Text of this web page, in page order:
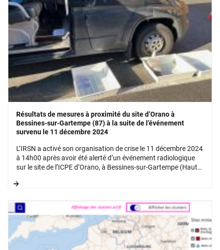
Résultats de mesures à proximité du site d’Orano à
Bessines-sur-Gartempe (87) à la suite de l’événement
survenu le 11 décembre 2024
L’IRSN a activé son organisation de crise le 11 décembre 2024
à 14h00 après avoir été alerté d’un événement radiologique
sur le site de l’ICPE d’Orano, à Bessines-sur-Gartempe (Haute